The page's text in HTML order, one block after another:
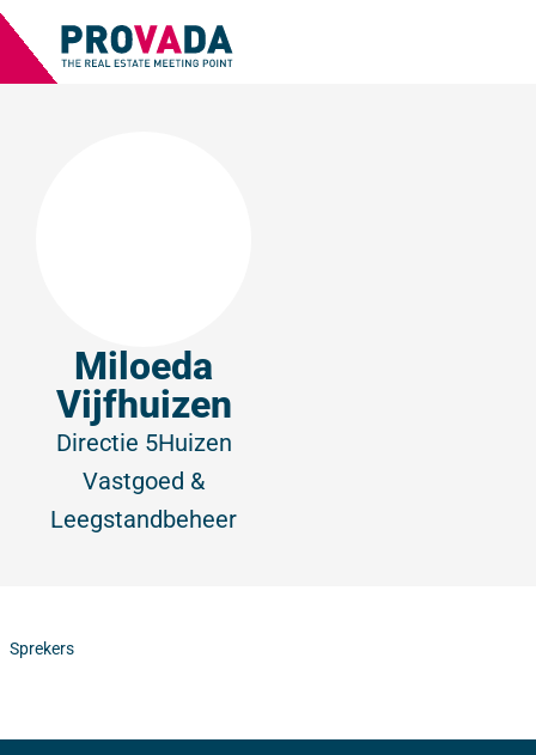
Miloeda
Vijfhuizen
Directie 5Huizen
Vastgoed &
Leegstandbeheer
Sprekers